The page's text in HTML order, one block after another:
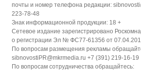
почты и номер телефона редакции:
223-78-48
Знак информационной продукции: 18 +
Сетевое издание зарегистрировано
о регистрации Эл № ФС77-61356 от
По вопросам размещения рекламы
sibnovostiPR@mkrmedia.ru +7 (391) 219-16-19
По вопросам сотрудничества обращайтесь: